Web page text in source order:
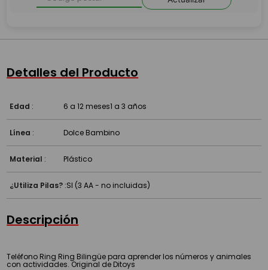
Detalles del Producto
Edad : 6 a 12 meses1 a 3 años
Línea : Dolce Bambino
Material : Plástico
¿Utiliza Pilas? :SI (3 AA - no incluidas)
Descripción
Teléfono Ring Ring Bilingüe para aprender los números y animales
con actividades. Original de Ditoys